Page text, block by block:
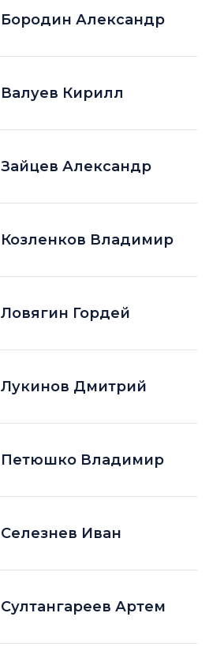
Бородин Александр
Валуев Кирилл
Зайцев Александр
Козленков Владимир
Ловягин Гордей
Лукинов Дмитрий
Петюшко Владимир
Селезнев Иван
Султангареев Артем